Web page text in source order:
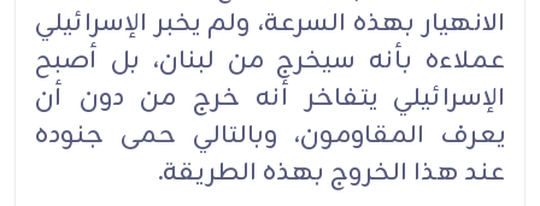
الانهيار بهذه السرعة، ولم يخبر الإسرائيلي
عملاءه بأنه سيخرج من لبنان، بل ‏أصبح
الإسرائيلي يتفاخر أنه خرج من دون أن
يعرف المقاومون، وبالتالي حمى جنوده
عند هذا الخروج ‏بهذه الطريقة.‏